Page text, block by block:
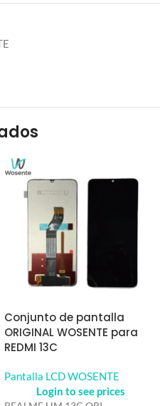
Conjunto de pantalla
ORIGINAL WOSENTE para
REDMI 13C
Pantalla LCD WOSENTE
Login to see prices